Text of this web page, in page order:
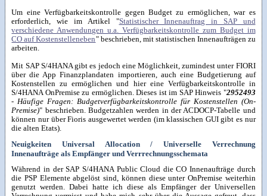
Um eine Verfügbarkeitskontrolle gegen Budget zu ermöglichen, war es
erforderlich, wie im Artikel "Statistischer Innenauftrag in SAP und
verschiedene Anwendungen u.a. Verfügbarkeitskontrolle zum Budget im
CO auf Kostenstelleneben" beschrieben, mit statistischen Innenaufträgen zu
arbeiten.
Mit SAP S/4HANA gibt es jedoch eine Möglichkeit, zumindest unter FIORI
über die App Finanzplandaten importieren, auch eine Budgetierung auf
Kostenstellen zu ermöglichen und hier eine Verfügbarkeitskontrolle in
S/4HANA OnPremise zu ermöglichen. Dieses ist im SAP Hinweis "2952493
- Häufige Fragen: Budgetverfügbarkeitskontrolle für Kostenstellen (On-
Premise)" beschrieben. Budgetzahlen werden in der ACDOCP-Tabelle und
können nur über Fioris ausgewertet werden (im klassischen GUI gibt es nur
die alten Etats).
Neuigkeiten Universal Allocation / Universelle Verrechnung
Innenaufträge als Empfänger und Verrrechnungsschemata
Während in der SAP S/4HANA Public Cloud die CO Innenaufträge durch
die PSP Elemente abgelöst sind, können diese unter OnPremise weiterhin
genutzt werden. Dabei hatte ich diese als Empfänger der Universellen